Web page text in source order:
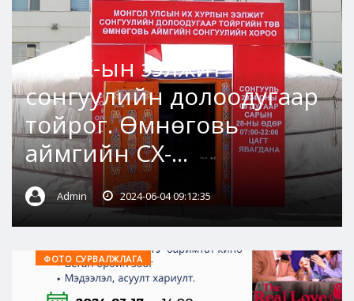
МУИХ-ын ээлжит
сонгуулийн долоодугаар
тойрог. Өмнөговь
аймгийн СХ-...
Admin 2024-06-04 09:12:35
ФОТО СУРВАЛЖЛАГА